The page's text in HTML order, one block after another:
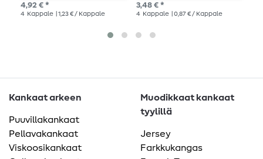
4,92 € *
4 Kappale | 1,23 € / Kappale
3,48 € *
4 Kappale | 0,87 € / Kappale
Kankaat arkeen
Puuvillakankaat
Pellavakankaat
Viskoosikankaat
Muodikkaat kankaat
tyylillä
Jersey
Farkkukangas